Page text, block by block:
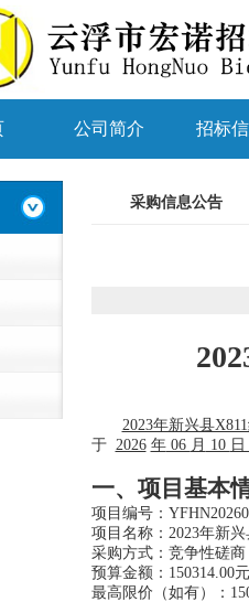
公司简介 招标
采购信息公告
2023年新兴县
于 2026 年06 月 10 日
一、项目基本
项目编号：
项目名称：2023年新
采购方式：竞争性磋商
预算金额：150314.00元
最高限价（如有）：